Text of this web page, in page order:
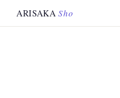
ARISAKASho